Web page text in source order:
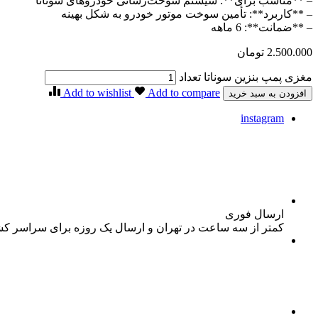
– **کاربرد**: تأمین سوخت موتور خودرو به شکل بهینه
– **ضمانت**: 6 ماهه
2.500.000 تومان
مغزی پمپ بنزین سوناتا تعداد
افزودن به سبد خرید Add to wishlist Add to compare
instagram
ارسال فوری
کمتر از سه ساعت در تهران و ارسال یک روزه برای سراسر